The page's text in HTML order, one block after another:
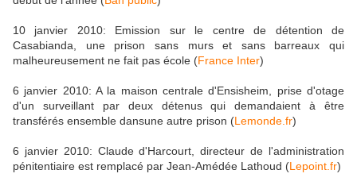
10 janvier 2010: Emission sur le centre de détention de
Casabianda, une prison sans murs et sans barreaux qui
malheureusement ne fait pas école (France Inter)
6 janvier 2010: A la maison centrale d'Ensisheim, prise d'otage
d'un surveillant par deux détenus qui demandaient à être
transférés ensemble dansune autre prison (Lemonde.fr)
6 janvier 2010: Claude d'Harcourt, directeur de l'administration
pénitentiaire est remplacé par Jean-Amédée Lathoud (Lepoint.fr)